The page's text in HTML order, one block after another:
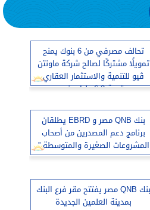
تحالف مصرفي من 6 بنوك يمنح
تمويلًا مشتركًا لصالح شركة ماونتن
ڤيو للتنمية والاستثمار العقاري
بقيمة 6.2 مليار جنيه
بنك QNB مصر و EBRD يطلقان
برنامج دعم المصدرين من أصحاب
المشروعات الصغيرة والمتوسطة ”
بنك QNB مصر يفتتح مقر فرع البنك
بمدينة العلمين الجديدة